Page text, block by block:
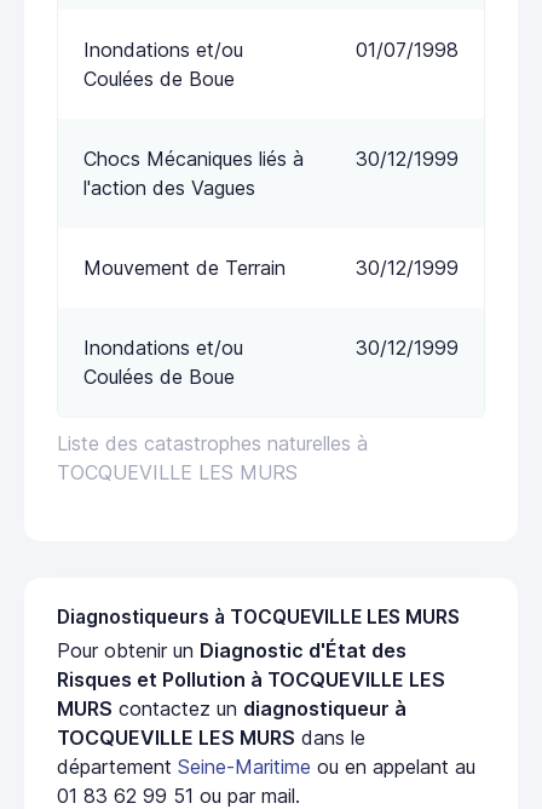
Liste des catastrophes naturelles à
TOCQUEVILLE LES MURS
Inondations et/ou
Coulées de Boue
01/07/1998
Chocs Mécaniques liés à
l'action des Vagues
30/12/1999
Mouvement de Terrain 30/12/1999
Inondations et/ou
Coulées de Boue
30/12/1999
Diagnostiqueurs à TOCQUEVILLE LES MURS
Pour obtenir un Diagnostic d'État des
Risques et Pollution à TOCQUEVILLE LES
MURS contactez un diagnostiqueur à
TOCQUEVILLE LES MURS dans le
département Seine-Maritime ou en appelant au
01 83 62 99 51 ou par mail.